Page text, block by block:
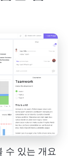
수 있는 개요